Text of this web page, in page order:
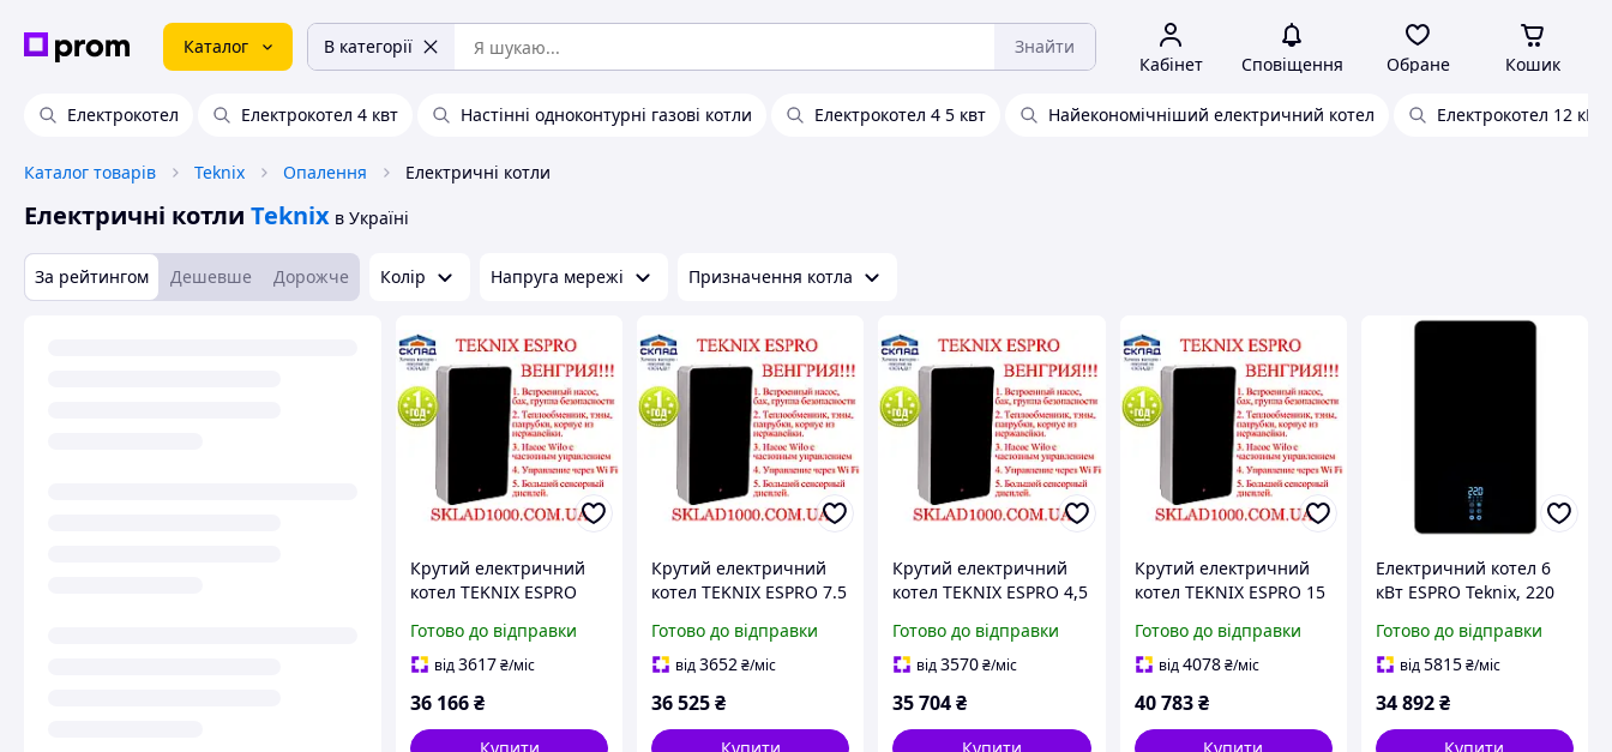
Каталог В категорії Знайти
Кабінет Сповіщення Обране Кошик
Електрокотел Електрокотел 4 квт Настінні одноконтурні газові котли Електрокотел 4 5 квт Найекономічніший електричний котел Електрокотел 12 кВт
Каталог товарів Teknix Опалення Електричні котли
Електричні котли Teknix в Україні
За рейтингом Дешевше Дорожче Колір Напруга мережі Призначення котла
Крутий електричний
котел TEKNIX ESPRO
Угорщина! З
нержавейки!
Готово до відправки
від3617₴/міс
36 166₴
Крутий електричний
котел TEKNIX ESPRO 7.5
Угорщина! З
неіржавкої сталі!
Готово до відправки
від3652₴/міс
36 525₴
Крутий електричний
котел TEKNIX ESPRO 4,5
Угорщина! З
нержавейки!
Готово до відправки
від3570₴/міс
35 704₴
Крутий електричний
котел TEKNIX ESPRO 15
нержавейки!
Готово до відправки
від4078 ₴/міс
40 783 ₴
Електричний котел 6
кВт ESPRO Teknix, 220
насос + бак (ESPRO - 6)
Готово до відправки
від5815₴/міс
34 892₴